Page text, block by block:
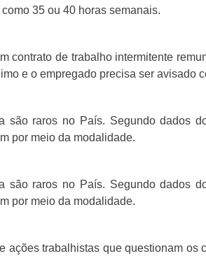
35 ou 40 horas semanais.
contrato de trabalho intermitente
e o empregado precisa ser
são raros no País. Segundo dados
por meio da modalidade.
são raros no País. Segundo dados
por meio da modalidade.
ações trabalhistas que questionam